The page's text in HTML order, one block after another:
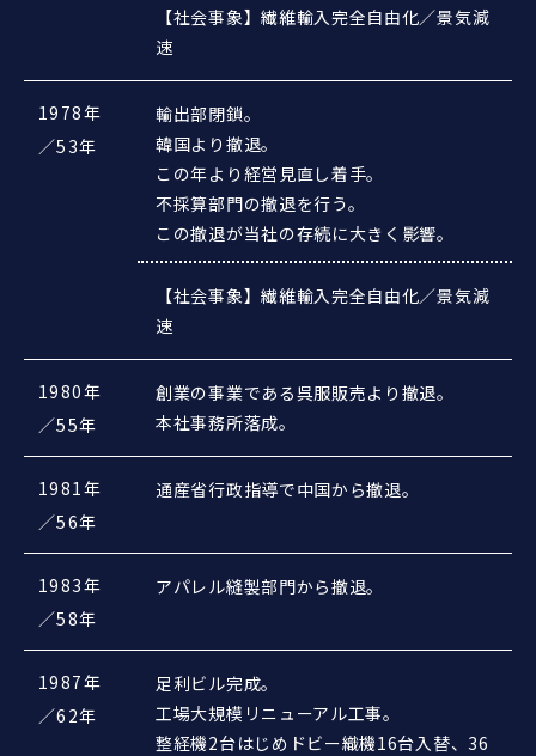
【社会事象】繊維輸入完全自由化／景気減
速
1978年
／53年
輸出部閉鎖。
韓国より撤退。
この年より経営見直し着手。
不採算部門の撤退を行う。
この撤退が当社の存続に大きく影響。
【社会事象】繊維輸入完全自由化／景気減
速
1980年
／55年
創業の事業である呉服販売より撤退。
本社事務所落成。
1981年
／56年
通産省行政指導で中国から撤退。
1983年
／58年
アパレル縫製部門から撤退。
1987年
／62年
足利ビル完成。
工場大規模リニューアル工事。
整経機2台はじめドビー織機16台入替、36